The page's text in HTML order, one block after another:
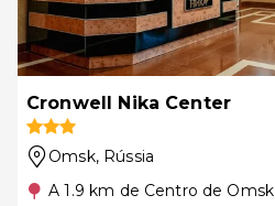
Cronwell Nika Center
Omsk, Rússia
A 1.9 km de Centro de Omsk